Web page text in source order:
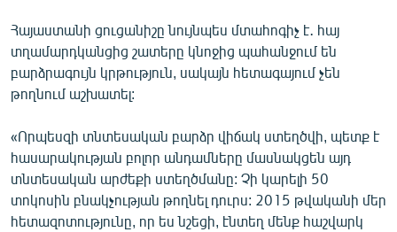
Հայաստանի ցուցանիշը նույնպես մտահոգիչ է․ հայ
տղամարդկանցից շատերը կնոջից պահանջում են
բարձրագույն կրթություն, սակայն հետագայում չեն
թողնում աշխատել:
«Որպեսզի տնտեսական բարձր վիճակ ստեղծվի, պետք է
հասարակության բոլոր անդամները մասնակցեն այդ
տնտեսական արժեքի ստեղծմանը: Չի կարելի 50
տոկոսին բնակչության թողնել դուրս: 2015 թվականի մեր
հետազոտությունը, որ ես նշեցի, էնտեղ մենք հաշվարկ